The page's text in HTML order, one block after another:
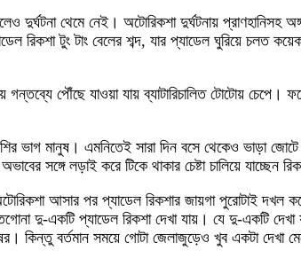
দুর্ঘটনা থেমে নেই। অটোরিকশা দুর্ঘটনায় প্রাণহানিসহ
রিকশা টুং টাং বেলের শব্দ, যার প্যাডেল ঘুরিয়ে চলত
পৌঁছে যাওয়া যায় ব্যাটারিচালিত টোটোয় চেপে।
ভাগ মানুষ। এমনিতেই সারা দিন বসে থেকেও ভাড়া
সঙ্গে লড়াই করে টিকে থাকার চেষ্টা চালিয়ে যাচ্ছেন
আসার পর প্যাডেল রিকশার জায়গা পুরোটাই দখল
দু-একটি প্যাডেল রিকশা দেখা যায়। যে দু-একটি
কিন্তু বর্তমান সময়ে গোটা জেলাজুড়েও খুব একটা দেখা